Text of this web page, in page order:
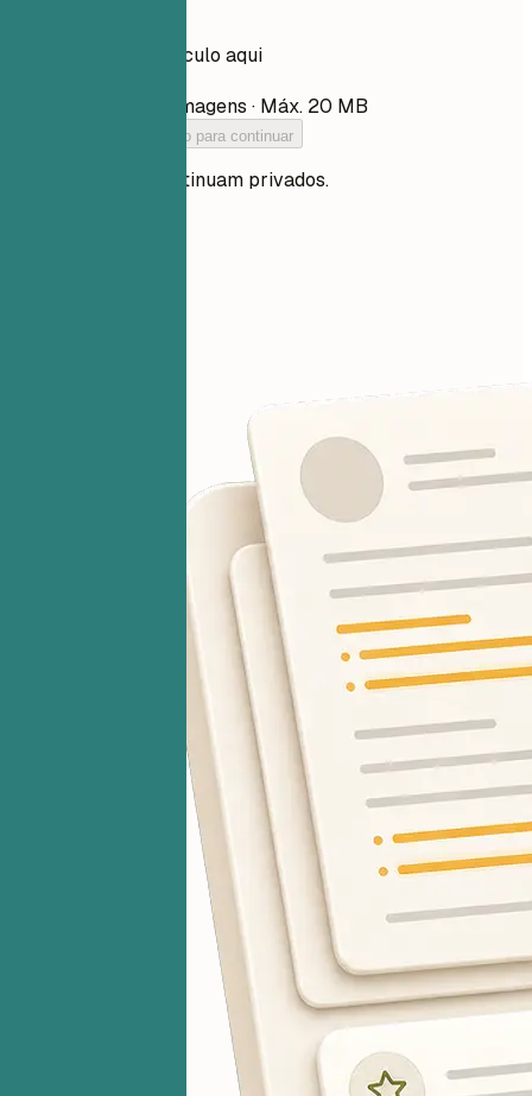
Arraste seu currículo aqui
PDF, DOCX, TXT e imagens · Máx. 20 MB
Adicione seu currículo para continuar
Seus arquivos continuam privados.